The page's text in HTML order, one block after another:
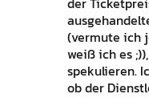
(vermute ich
weiß ich es
spekulieren.
ob der